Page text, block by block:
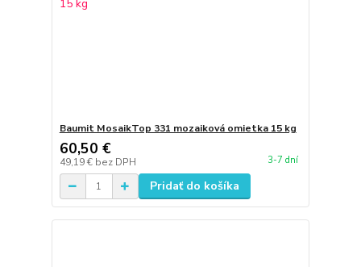
Baumit MosaikTop 331 mozaiková omietka 15 kg
60,50 €
49,19 € bez DPH 3-7 dní
Pridať do košíka